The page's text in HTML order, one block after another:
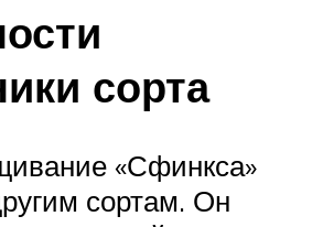
сорта
«Сфинкса»
сортам. Он